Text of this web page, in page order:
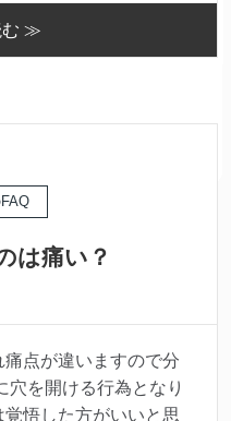
む ≫
は痛い？
点が違いますので分
穴を開ける行為となり
悟した方がいいと思